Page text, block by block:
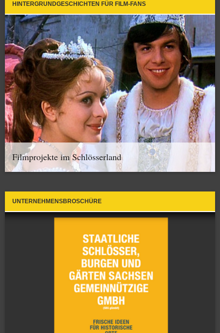
HINTERGRUNDGESCHICHTEN FÜR FILM-FANS
Filmprojekte im Schlösserland
UNTERNEHMENSBROSCHÜRE